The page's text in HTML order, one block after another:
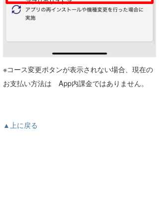
※コース変更ボタンが表示されない場合、現在の
お支払い方法は App内課金ではありません。
▲上に戻る